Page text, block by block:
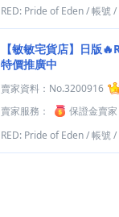
RED: Pride of Eden/帳號/
【敏敏宅貨店】日版
特價推廣中
賣家資料： No.3200916
賣家服務：
保證金賣家
RED: Pride of Eden/帳號/